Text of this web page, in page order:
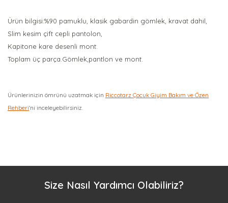
Ürün bilgisi:%90 pamuklu, klasik gabardin gömlek, kravat dahil,
Slim kesim çift cepli pantolon,
Kapitone kare desenli mont.
Toplam üç parça.Gömlek,pantlon ve mont.
Ürünlerinizin ömrünü uzatmak için Riccotarz Çocuk Giyim Bakım ve Özen
Rehberi'ni inceleyebilirsiniz.
Size Nasıl Yardımcı Olabiliriz?